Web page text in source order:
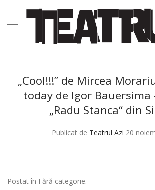
„Cool!!!” de Mircea
today de Igor Bauersima
„Radu Stanca“ din
Publicat de Teatrul Azi 20
Postat în Fără categorie.